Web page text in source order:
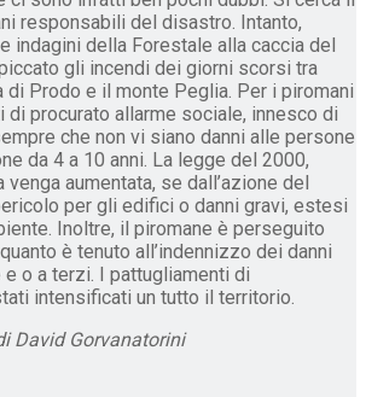
responsabili del disastro. Intanto,
indagini della Forestale alla caccia del
gli incendi dei giorni scorsi tra
di Prodo e il monte Peglia. Per i piromani
di procurato allarme sociale, innesco di
che non vi siano danni alle persone
da 4 a 10 anni. La legge del 2000,
aumentata, se dall’azione del
per gli edifici o danni gravi, estesi
Inoltre, il piromane è perseguito
è tenuto all’indennizzo dei danni
e o a terzi. I pattugliamenti di
intensificati un tutto il territorio.
David Gorvanatorini